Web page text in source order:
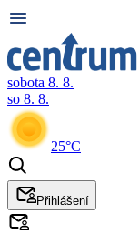
sobota 8. 8.
so 8. 8.
25°C
Přihlášení